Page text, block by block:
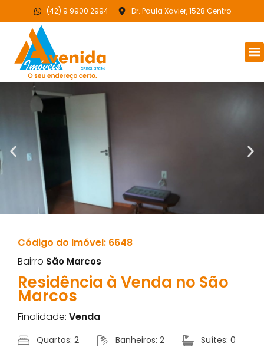
(42) 9 9900 2994 Dr. Paula Xavier, 1528 Centro
Código do Imóvel: 6648
Bairro São Marcos
Residência à Venda no São
Marcos
Finalidade: Venda
Quartos: 2 Banheiros: 2
Suítes: 0